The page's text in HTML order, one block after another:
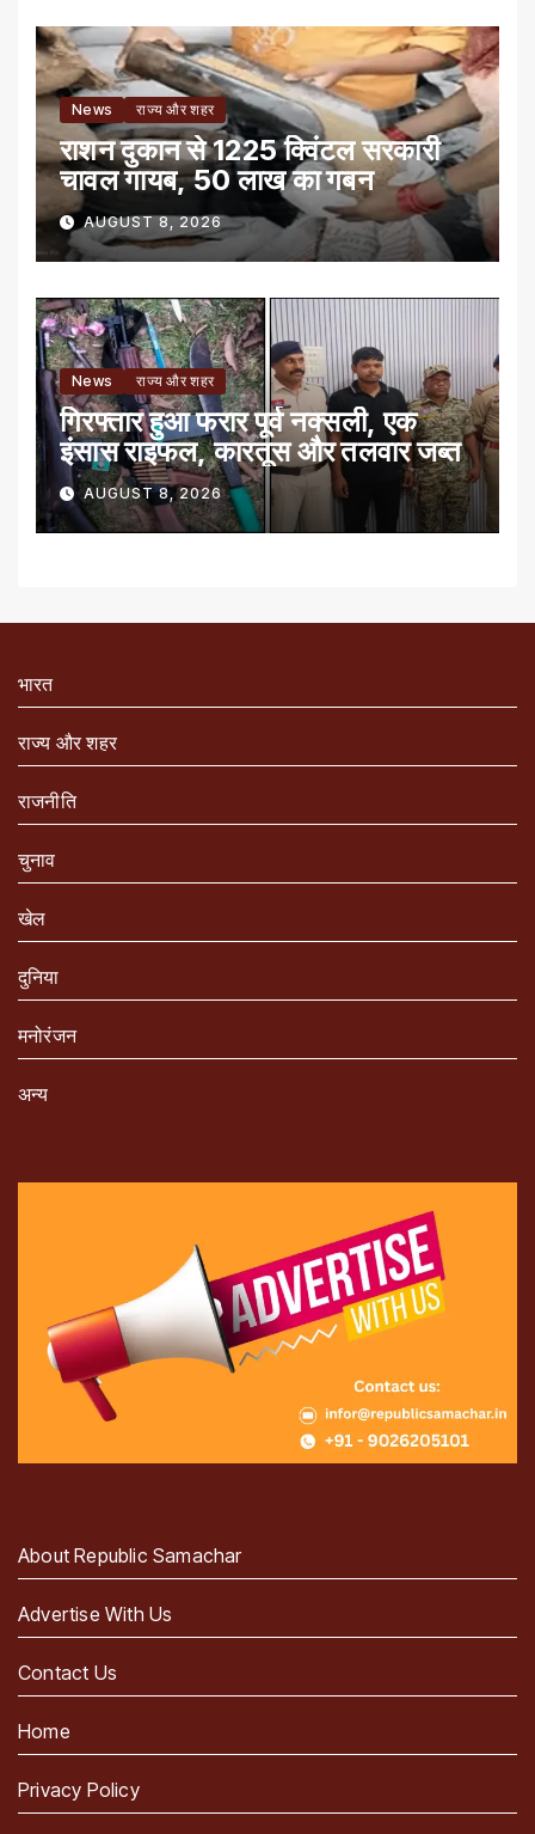
News राज्य और शहर
राशन दुकान से 1225 क्विंटल सरकारी
चावल गायब, 50 लाख का गबन
AUGUST 8, 2026
News राज्य और शहर
गिरफ्तार हुआ फरार पूर्व नक्सली, एक
इंसास राइफल, कारतूस और तलवार जब्त
AUGUST 8, 2026
भारत
राज्य और शहर
राजनीति
चुनाव
खेल
दुनिया
मनोरंजन
अन्य
About Republic Samachar
Advertise With Us
Contact Us
Home
Privacy Policy